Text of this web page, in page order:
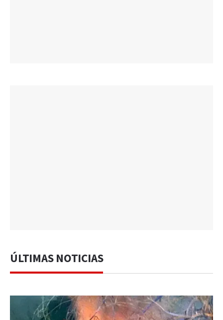
ÚLTIMAS NOTICIAS